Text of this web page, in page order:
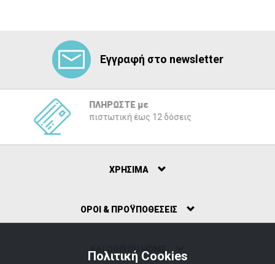
Εγγραφή στο newsletter
ΠΛΗΡΩΣΤΕ με
πιστωτική έως 12 δόσεις
ΧΡΗΣΙΜΑ
ΟΡΟΙ & ΠΡΟΫΠΟΘΕΣΕΙΣ
ΚΑLOGIROU HOME
Πολιτική Cookies